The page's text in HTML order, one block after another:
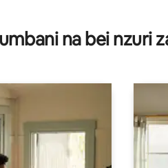
ya 5, tathmini 51
na bei nzuri